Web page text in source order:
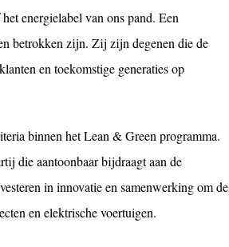
energielabel van ons pand. Een
betrokken zijn. Zij zijn degenen die de
en toekomstige generaties op
binnen het Lean & Green programma.
die aantoonbaar bijdraagt aan de
in innovatie en samenwerking om de
en elektrische voertuigen.